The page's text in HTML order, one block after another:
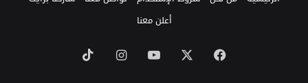
أعلن معنا
فيسبوك ‫YouTube انستقرام